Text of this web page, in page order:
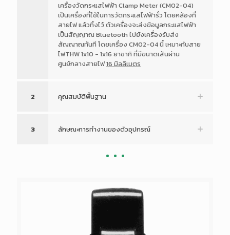
เครื่องวัดกระแสไฟฟ้า Clamp Meter (CM02-04)
เป็นเครื่องที่ใช้ในการวัดกระแสไฟฟ้ารั่ว โดยคล้องที่
สายไฟ แล้วทิ้งไว้ ตัวเครื่องจะส่งข้อมูลกระแสไฟฟ้า
เป็นสัญญาณ Bluetooth ไปยังเครื่องรับส่ง
สัญญาณทันที โดยเครื่อง CM02-04 นี้ เหมาะกับสาย
ไฟTHW 1x10 - 1x16 ยาชากิ ที่มีขนาดเส้นผ่าน
ศูนย์กลางสายไฟ16 มิลลิเมตร
2 คุณสมบัติพื้นฐาน
3 ลักษณะการทำงานของตัวอุปกรณ์